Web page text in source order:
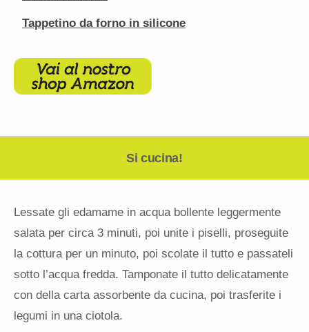
Tappetino da forno in silicone
Si cucina!
Lessate gli edamame in acqua bollente leggermente
salata per circa 3 minuti, poi unite i piselli, proseguite
la cottura per un minuto, poi scolate il tutto e passateli
sotto l’acqua fredda. Tamponate il tutto delicatamente
con della carta assorbente da cucina, poi trasferite i
legumi in una ciotola.